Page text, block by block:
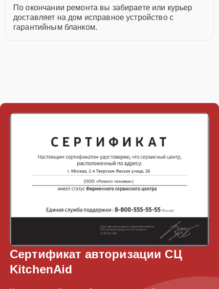
По окончании ремонта вы забираете или курьер
доставляет на дом исправное устройство с
гарантийным бланком.
Сертификат авторизации СЦ
KitchenAid